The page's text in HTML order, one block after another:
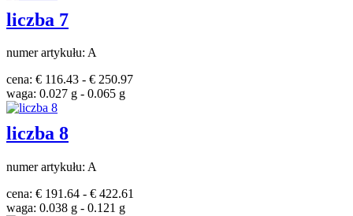
liczba 7
numer artykułu: A
cena: € 116.43 - € 250.97
waga: 0.027 g - 0.065 g
liczba 8
numer artykułu: A
cena: € 191.64 - € 422.61
waga: 0.038 g - 0.121 g